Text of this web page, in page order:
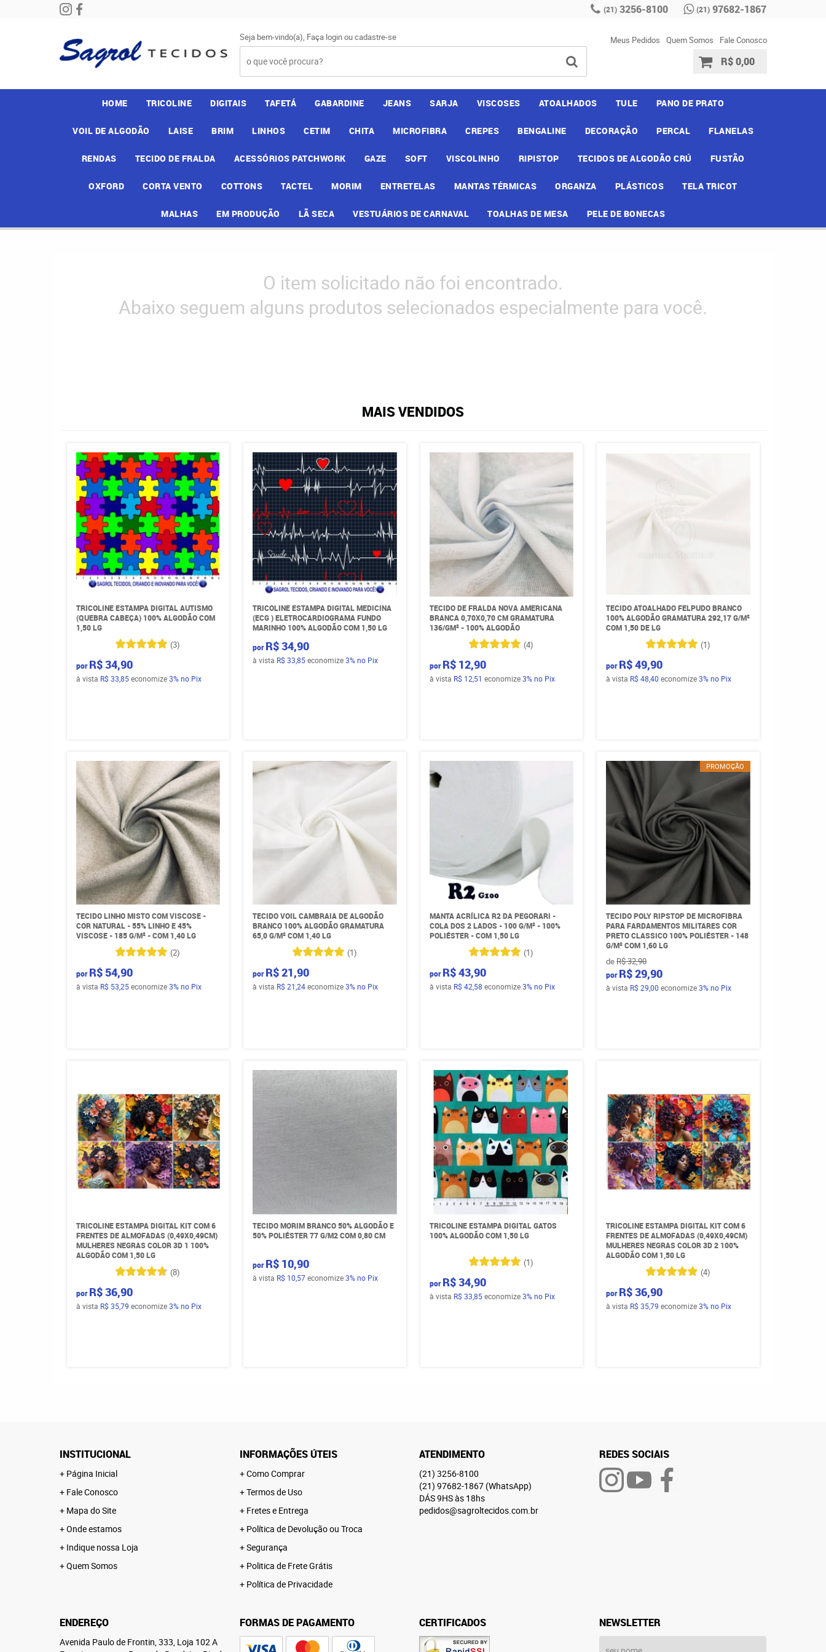
(21) 3256-8100 (21) 97682-1867
Seja bem-vindo(a), Faça loginoucadastre-se Meus Pedidos Quem Somos Fale Conosco
R$ 0,00
HOME TRICOLINE DIGITAIS TAFETÁ GABARDINE JEANS SARJA VISCOSES ATOALHADOS TULE PANO DE PRATO
VOIL DE ALGODÃO LAISE BRIM LINHOS CETIM CHITA MICROFIBRA CREPES BENGALINE DECORAÇÃO PERCAL FLANELAS
RENDAS TECIDO DE FRALDA ACESSÓRIOS PATCHWORK GAZE SOFT VISCOLINHO RIPISTOP TECIDOS DE ALGODÃO CRÚ FUSTÃO
OXFORD CORTA VENTO COTTONS TACTEL MORIM ENTRETELAS MANTAS TÉRMICAS ORGANZA PLÁSTICOS TELA TRICOT
MALHAS EM PRODUÇÃO LÃ SECA VESTUÁRIOS DE CARNAVAL TOALHAS DE MESA PELE DE BONECAS
O item solicitado não foi encontrado.
Abaixo seguem alguns produtos selecionados especialmente para você.
MAIS VENDIDOS
TRICOLINE ESTAMPA DIGITAL AUTISMO
(QUEBRA CABEÇA) 100% ALGODÃO COM
1,50 LG
(3)
por R$ 34,90
à vista R$ 33,85economize3% no Pix
TRICOLINE ESTAMPA DIGITAL MEDICINA
(ECG ) ELETROCARDIOGRAMA FUNDO
MARINHO 100% ALGODÃO COM 1,50 LG
por R$ 34,90
à vista R$ 33,85economize3%no Pix
TECIDO DE FRALDA NOVA AMERICANA
BRANCA 0,70X0,70 CM GRAMATURA
136/GM² - 100% ALGODÃO
(4)
por R$ 12,90
à vista R$ 12,51 economize3% no Pix
TECIDO ATOALHADO FELPUDO BRANCO
100% ALGODÃO GRAMATURA 292,17 G/M²
COM 1,50 DE LG
(1)
por R$ 49,90
à vista R$ 48,40 economize3%no Pix
TECIDO LINHO MISTO COM VISCOSE -
COR NATURAL - 55% LINHO E 45%
VISCOSE - 185 G/M² - COM 1,40 LG
(2)
por R$ 54,90
à vista R$ 53,25economize3% no Pix
TECIDO VOIL CAMBRAIA DE ALGODÃO
BRANCO 100% ALGODÃO GRAMATURA
65,0 G/M² COM 1,40 LG
(1)
por R$ 21,90
à vista R$ 21,24economize3%no Pix
MANTA ACRÍLICA R2 DA PEGORARI -
COLA DOS 2 LADOS - 100 G/M² - 100%
POLIÉSTER - COM 1,50 LG
(1)
por R$ 43,90
à vista R$ 42,58 economize3% no Pix
PROMOÇÃO
TECIDO POLY RIPSTOP DE MICROFIBRA
PARA FARDAMENTOS MILITARES COR
PRETO CLASSICO 100% POLIÉSTER - 148
G/M² COM 1,60 LG
deR$ 32,90
por R$ 29,90
à vista R$ 29,00 economize3%no Pix
TRICOLINE ESTAMPA DIGITAL KIT COM 6
FRENTES DE ALMOFADAS (0,49X0,49CM)
MULHERES NEGRAS COLOR 3D 1 100%
ALGODÃO COM 1,50 LG
(8)
por R$ 36,90
à vista R$ 35,79 economize3% no Pix
TECIDO MORIM BRANCO 50% ALGODÃO E
50% POLIÉSTER 77 G/M2 COM 0,80 CM
por R$ 10,90
à vista R$ 10,57economize3%no Pix
TRICOLINE ESTAMPA DIGITAL GATOS
100% ALGODÃO COM 1,50 LG
(1)
por R$ 34,90
à vista R$ 33,85economize3% no Pix
TRICOLINE ESTAMPA DIGITAL KIT COM 6
FRENTES DE ALMOFADAS (0,49X0,49CM)
MULHERES NEGRAS COLOR 3D 2 100%
ALGODÃO COM 1,50 LG
(4)
por R$ 36,90
à vista R$ 35,79 economize3%no Pix
INSTITUCIONAL
Página Inicial
Fale Conosco
Mapa do Site
Onde estamos
Indique nossa Loja
Quem Somos
INFORMAÇÕES ÚTEIS
Como Comprar
Termos de Uso
Fretes e Entrega
Política de Devolução ou Troca
Segurança
Politica de Frete Grátis
Política de Privacidade
ATENDIMENTO
(21) 3256-8100
(21) 97682-1867 (WhatsApp)
DÁS 9HS às 18hs
pedidos@sagroltecidos.com.br
REDES SOCIAIS
ENDEREÇO
Avenida Paulo de Frontin, 333, Loja 102 A
FORMAS DE PAGAMENTO CERTIFICADOS NEWSLETTER